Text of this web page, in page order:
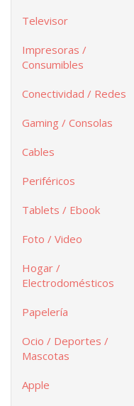
Televisor
Impresoras /
Consumibles
Conectividad / Redes
Gaming / Consolas
Cables
Periféricos
Tablets / Ebook
Foto / Video
Hogar /
Electrodomésticos
Papelería
Ocio / Deportes /
Mascotas
Apple